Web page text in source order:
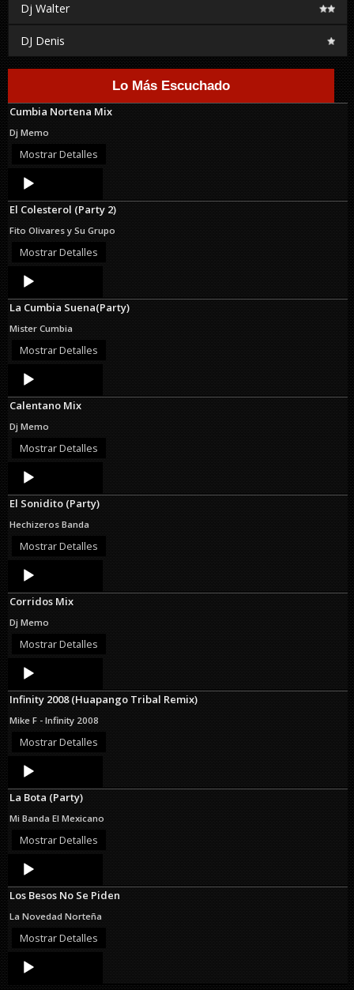
Dj Walter
DJ Denis
Lo Más Escuchado
Cumbia Nortena Mix
Dj Memo
Mostrar Detalles
Audio
Player
El Colesterol (Party 2)
Fito Olivares y Su Grupo
Mostrar Detalles
Audio
Player
La Cumbia Suena(Party)
Mister Cumbia
Mostrar Detalles
Audio
Player
Calentano Mix
Dj Memo
Mostrar Detalles
Audio
Player
El Sonidito (Party)
Hechizeros Banda
Mostrar Detalles
Audio
Player
Corridos Mix
Dj Memo
Mostrar Detalles
Audio
Player
Infinity 2008 (Huapango Tribal Remix)
Mike F - Infinity 2008
Mostrar Detalles
Audio
Player
La Bota (Party)
Mi Banda El Mexicano
Mostrar Detalles
Audio
Player
Los Besos No Se Piden
La Novedad Norteña
Mostrar Detalles
Audio
Player